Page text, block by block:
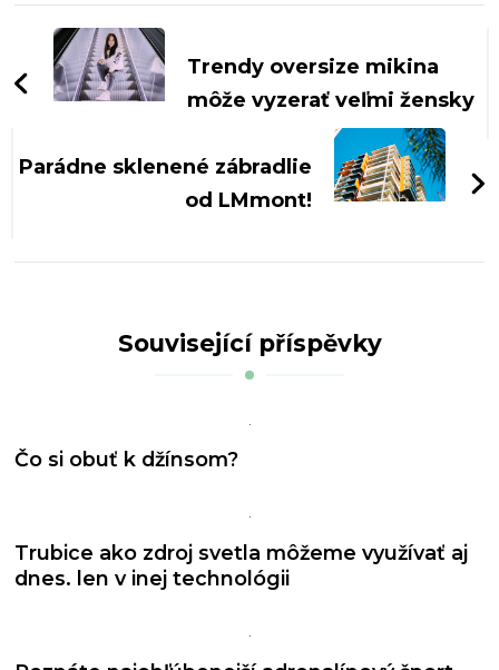
Navigace
příspěvkuTrendy oversize mikina
môže vyzerať veľmi žensky
Parádne sklenené zábradlie
od LMmont!
Související příspěvky
Čo si obuť k džínsom?
Trubice ako zdroj svetla môžeme využívať aj
dnes. len v inej technológii